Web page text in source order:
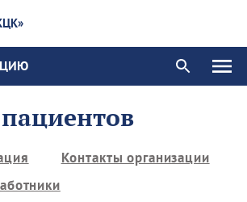
Контакты организации